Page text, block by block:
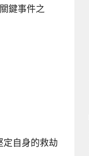
鍵事件之
自身的救劫